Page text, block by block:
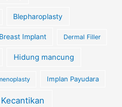
Blepharoplasty
Breast Implant Dermal Filler
Hidung mancung
Implan Payudara